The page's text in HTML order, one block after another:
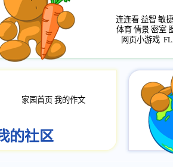
连连看 益智 敏捷
体育 情景 密室
网页小游戏
家园首页 我的作文